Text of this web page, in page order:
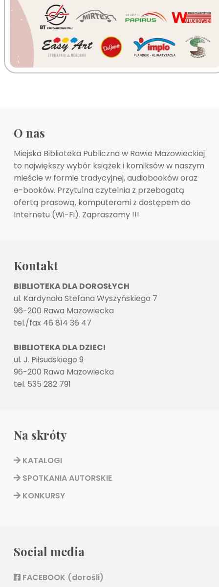
O nas
Miejska Biblioteka Publiczna w Rawie Mazowieckiej
to największy wybór książek i komiksów w naszym
mieście w formie tradycyjnej, audiobooków oraz
e-booków. Przytulna czytelnia z przebogatą
ofertą prasową, komputerami z dostępem do
Internetu (Wi-Fi). Zapraszamy !!!
Kontakt
BIBLIOTEKA DLA DOROSŁYCH
ul. Kardynała Stefana Wyszyńskiego 7
96-200 Rawa Mazowiecka
tel./fax 46 814 36 47
BIBLIOTEKA DLA DZIECI
ul. J. Piłsudskiego 9
96-200 Rawa Mazowiecka
tel. 535 282 791
Na skróty
KATALOGI
SPOTKANIA AUTORSKIE
KONKURSY
Social media
FACEBOOK (dorośli)